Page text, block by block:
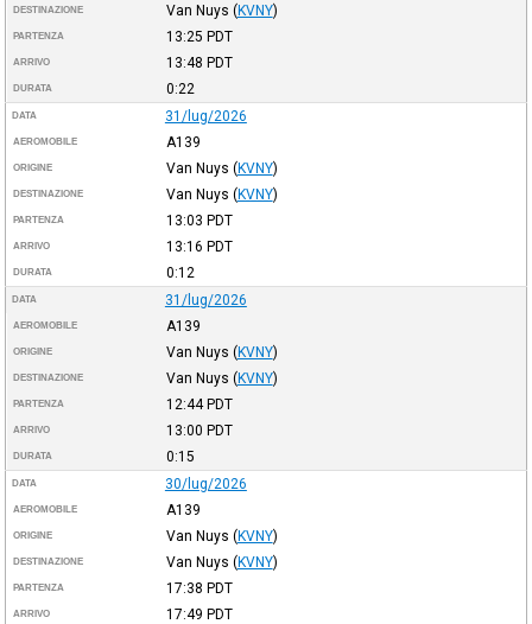
DESTINAZIONE Van Nuys (KVNY)
PARTENZA 13:25 PDT
ARRIVO 13:48 PDT
DURATA 0:22
DATA 31/lug/2026
AEROMOBILE A139
ORIGINE Van Nuys (KVNY)
DESTINAZIONE Van Nuys (KVNY)
PARTENZA 13:03 PDT
ARRIVO 13:16 PDT
DURATA 0:12
DATA 31/lug/2026
AEROMOBILE A139
ORIGINE Van Nuys (KVNY)
DESTINAZIONE Van Nuys (KVNY)
PARTENZA 12:44PDT
ARRIVO 13:00 PDT
DURATA 0:15
DATA 30/lug/2026
AEROMOBILE A139
ORIGINE Van Nuys (KVNY)
DESTINAZIONE Van Nuys (KVNY)
PARTENZA 17:38 PDT
ARRIVO 17:49 PDT